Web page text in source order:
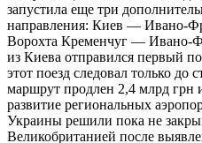
запустила еще три
направления: Киев — Ивано-
Ворохта Кременчуг — Ивано-
из Киева отправился первый
этот поезд следовал только до
маршрут продлен 2,4 млрд грн
развитие региональных
Украины решили пока не
Великобританией после